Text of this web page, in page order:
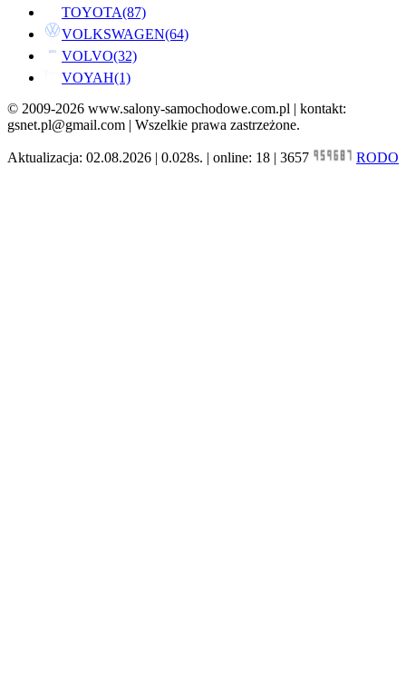
TOYOTA(87)
VOLKSWAGEN(64)
VOLVO(32)
VOYAH(1)
© 2009-2026 www.salony-samochodowe.com.pl | kontakt:
gsnet.pl@gmail.com | Wszelkie prawa zastrzeżone.
Aktualizacja: 02.08.2026 | 0.028s. | online: 18 | 3657 RODO